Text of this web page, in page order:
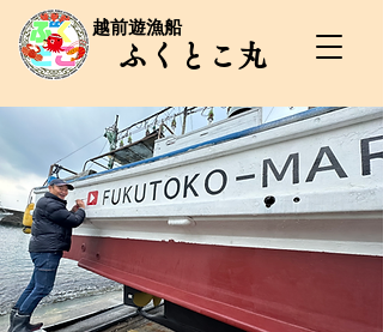
​ふくとこ丸
​越前遊漁船